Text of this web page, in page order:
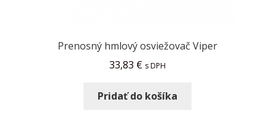
Prenosný hmlový osviežovač Viper
33,83 € s DPH
Pridať do košíka